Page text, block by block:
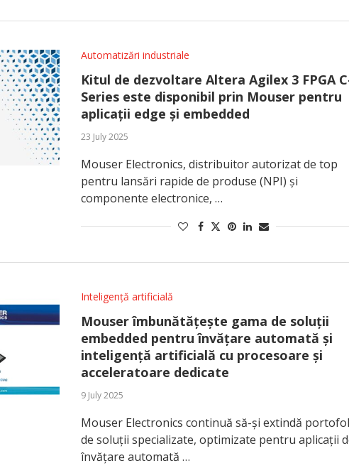
Automatizări industriale
Kitul de dezvoltare Altera Agilex 3 FPGA
Series este disponibil prin Mouser pentru
aplicații edge și embedded
23 July 2025
Mouser Electronics, distribuitor autorizat de top
pentru lansări rapide de produse (NPI) și
componente electronice, …
Inteligență artificială
Mouser îmbunătățește gama de soluții
embedded pentru învățare automată și
inteligență artificială cu procesoare și
acceleratoare dedicate
9 July 2025
Mouser Electronics continuă să-și extindă
de soluții specializate, optimizate pentru aplicații
învățare automată …